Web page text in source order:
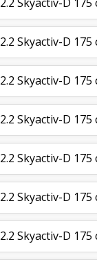
2.2 Skyactiv-D
2.2 Skyactiv-D
2.2 Skyactiv-D
2.2 Skyactiv-D
2.2 Skyactiv-D 175
2.2 Skyactiv-D